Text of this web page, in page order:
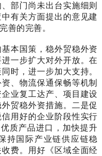
部门尚未出台实施细则
有关方面提出的意见建
善的完善。
本国策，稳外贸稳外资
一步扩大对外开放。在
时，进一步加大支持。
、物流保通保畅等机制
业复工达产、项目建设
贸稳外资措施。二是促
用好的企业阶段性实行
质产品进口，加快提升
持国际产业链供应链稳
费。用好《区域全面经